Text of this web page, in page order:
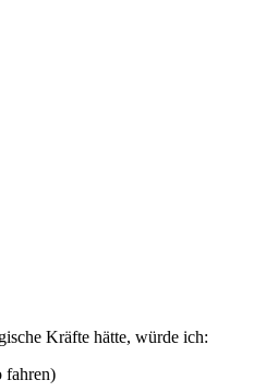
Kräfte hätte, würde ich:
fahren)